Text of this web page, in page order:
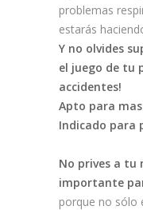
problemas
estarás
Y no olvides
el juego de tu
accidentes!
Apto para
Indicado para
No prives a tu
importante
porque no sólo